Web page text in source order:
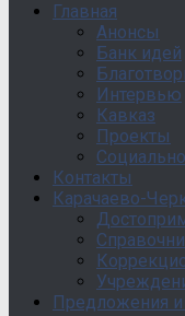
Главная
Анонсы
Банк идей
Интервью
Кавказ
Проекты
Контакты
Карачаево-
Предложения